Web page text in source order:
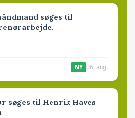
søges til
NY 06. aug.
søges til Henrik Haves